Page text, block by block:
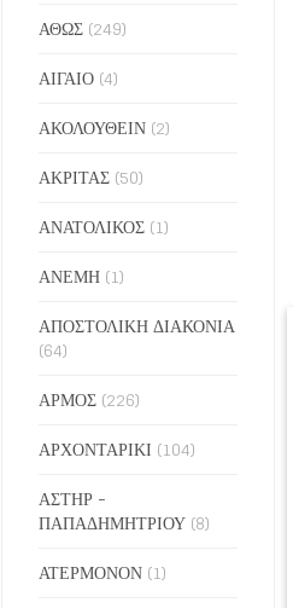
ΑΘΩΣ (249)
ΑΙΓΑΙΟ (4)
ΑΚΟΛΟΥΘΕΙΝ (2)
ΑΚΡΙΤΑΣ (50)
ΑΝΑΤΟΛΙΚΟΣ (1)
ΑΝΕΜΗ (1)
ΑΠΟΣΤΟΛΙΚΗ ΔΙΑΚΟΝΙΑ
(64)
ΑΡΜΟΣ (226)
ΑΡΧΟΝΤΑΡΙΚΙ (104)
ΑΣΤΗΡ -
ΠΑΠΑΔΗΜΗΤΡΙΟΥ (8)
ΑΤΕΡΜΟΝΟΝ (1)